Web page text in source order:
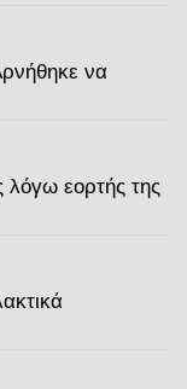
να
λόγω εορτής της